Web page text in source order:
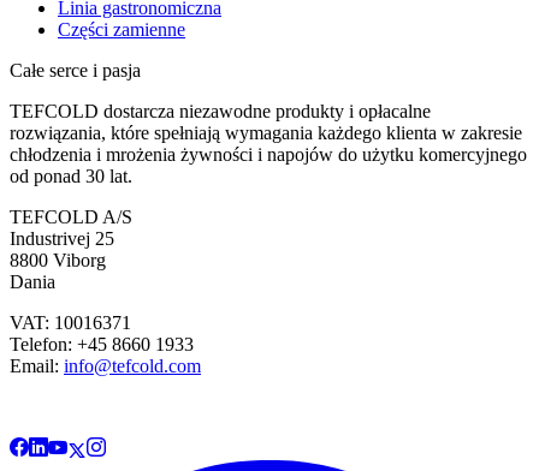
Linia gastronomiczna
Części zamienne
Całe serce i pasja
TEFCOLD dostarcza niezawodne produkty i opłacalne
rozwiązania, które spełniają wymagania każdego klienta w zakresie
chłodzenia i mrożenia żywności i napojów do użytku komercyjnego
od ponad 30 lat.
TEFCOLD A/S
Industrivej 25
8800 Viborg
Dania
VAT: 10016371
Telefon: +45 8660 1933
Email: info@tefcold.com